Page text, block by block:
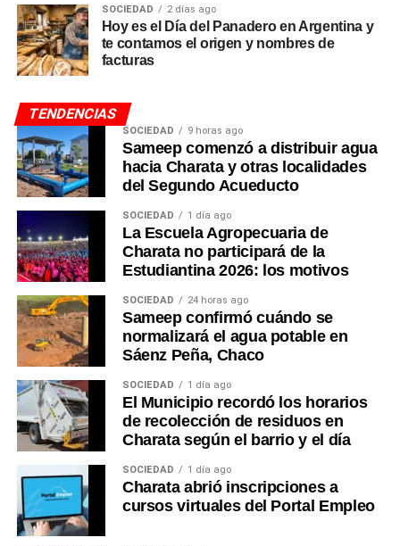
SOCIEDAD 2 días ago
Hoy es el Día del Panadero en Argentina y
te contamos el origen y nombres de
facturas
TENDENCIAS
SOCIEDAD 9 horas ago
Sameep comenzó a distribuir agua
hacia Charata y otras localidades
del Segundo Acueducto
SOCIEDAD 1 día ago
La Escuela Agropecuaria de
Charata no participará de la
Estudiantina 2026: los motivos
SOCIEDAD 24 horas ago
Sameep confirmó cuándo se
normalizará el agua potable en
Sáenz Peña, Chaco
SOCIEDAD 1 día ago
El Municipio recordó los horarios
de recolección de residuos en
Charata según el barrio y el día
SOCIEDAD 1 día ago
Charata abrió inscripciones a
cursos virtuales del Portal Empleo